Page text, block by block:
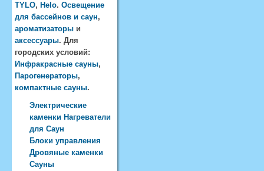
TYLO, Helo. Освещение
для бассейнов и саун,
ароматизаторы и
аксессуары. Для
городских условий:
Инфракрасные сауны,
Парогенераторы,
компактные сауны.
Электрические
каменки Нагреватели
для Саун
Блоки управления
Дровяные каменки
Сауны